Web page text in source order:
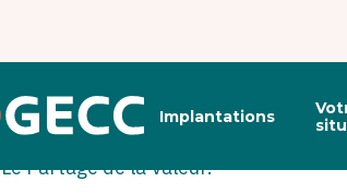
Principal
Implantations
ParSOGECC | 16 JUIN 2026( Mise à jour
Le Partage de la Valeur.